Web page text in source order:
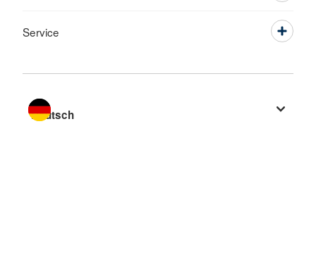
Service
Sprache wechseln zu